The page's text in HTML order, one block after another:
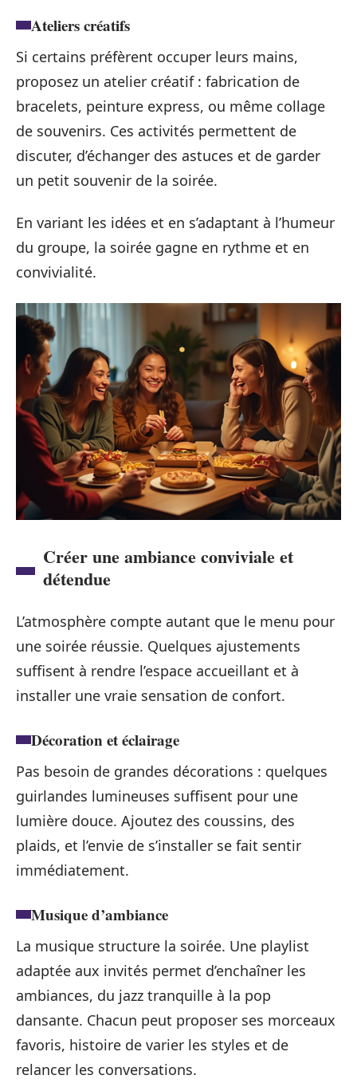
Ateliers créatifs
Si certains préfèrent occuper leurs mains,
proposez un atelier créatif : fabrication de
bracelets, peinture express, ou même collage
de souvenirs. Ces activités permettent de
discuter, d’échanger des astuces et de garder
un petit souvenir de la soirée.
En variant les idées et en s’adaptant à l’humeur
du groupe, la soirée gagne en rythme et en
convivialité.
Créer une ambiance conviviale et
détendue
L’atmosphère compte autant que le menu pour
une soirée réussie. Quelques ajustements
suffisent à rendre l’espace accueillant et à
installer une vraie sensation de confort.
Décoration et éclairage
Pas besoin de grandes décorations : quelques
guirlandes lumineuses suffisent pour une
lumière douce. Ajoutez des coussins, des
plaids, et l’envie de s’installer se fait sentir
immédiatement.
Musique d’ambiance
La musique structure la soirée. Une playlist
adaptée aux invités permet d’enchaîner les
ambiances, du jazz tranquille à la pop
dansante. Chacun peut proposer ses morceaux
favoris, histoire de varier les styles et de
relancer les conversations.